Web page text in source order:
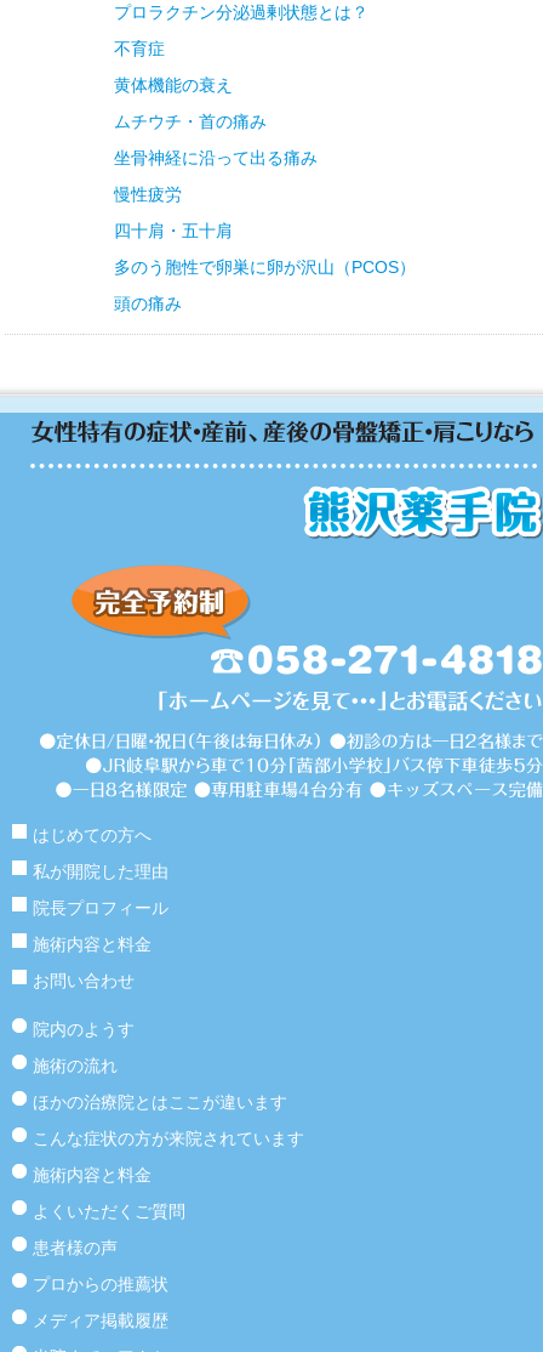
プロラクチン分泌過剰状態とは？
不育症
黄体機能の衰え
ムチウチ・首の痛み
坐骨神経に沿って出る痛み
慢性疲労
四十肩・五十肩
多のう胞性で卵巣に卵が沢山（PCOS）
頭の痛み
はじめての方へ
私が開院した理由
院長プロフィール
施術内容と料金
お問い合わせ
院内のようす
施術の流れ
ほかの治療院とはここが違います
こんな症状の方が来院されています
施術内容と料金
よくいただくご質問
患者様の声
プロからの推薦状
メディア掲載履歴